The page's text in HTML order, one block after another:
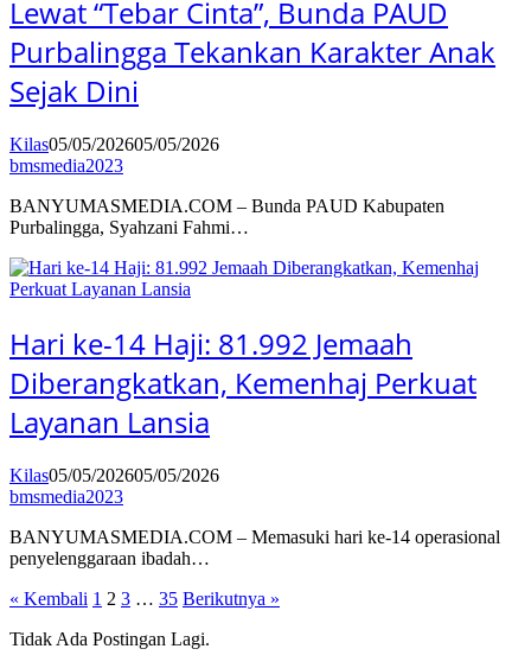
Lewat “Tebar Cinta”, Bunda PAUD
Purbalingga Tekankan Karakter Anak
Sejak Dini
Kilas05/05/202605/05/2026
bmsmedia2023
BANYUMASMEDIA.COM – Bunda PAUD Kabupaten
Purbalingga, Syahzani Fahmi…
Hari ke-14 Haji: 81.992 Jemaah
Diberangkatkan, Kemenhaj Perkuat
Layanan Lansia
Kilas05/05/202605/05/2026
bmsmedia2023
BANYUMASMEDIA.COM – Memasuki hari ke-14 operasional
penyelenggaraan ibadah…
Paginasi
pos
« Kembali 1 2 3 … 35 Berikutnya »
Tidak Ada Postingan Lagi.